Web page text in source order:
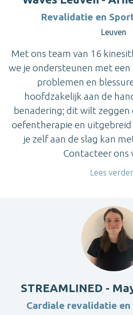
Revalidatie en
Leuven
Met ons team van 16
we je ondersteunen met een
problemen en
hoofdzakelijk aan de
benadering; dit wilt
oefentherapie en
je zelf aan de slag kan
Contacteer ons
Lees verder
STREAMLINED -
Cardiale revalidatie